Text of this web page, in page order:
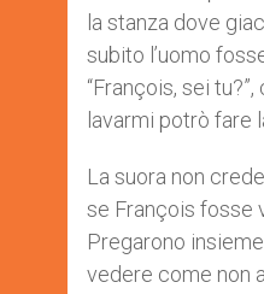
la stanza dove
subito l’uomo
“François, sei
lavarmi potrò fare
La suora non
se François fosse
Pregarono
vedere come non